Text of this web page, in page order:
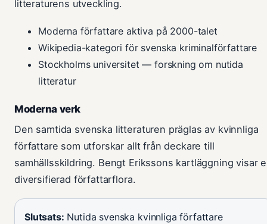
litteraturens utveckling.
Moderna författare aktiva på 2000-talet
Wikipedia-kategori för svenska kriminalförfattare
Stockholms universitet — forskning om nutida
litteratur
Moderna verk
Den samtida svenska litteraturen präglas av kvinnliga
författare som utforskar allt från deckare till
samhällsskildring. Bengt Erikssons kartläggning visar
diversifierad författarflora.
Slutsats: Nutida svenska kvinnliga författare